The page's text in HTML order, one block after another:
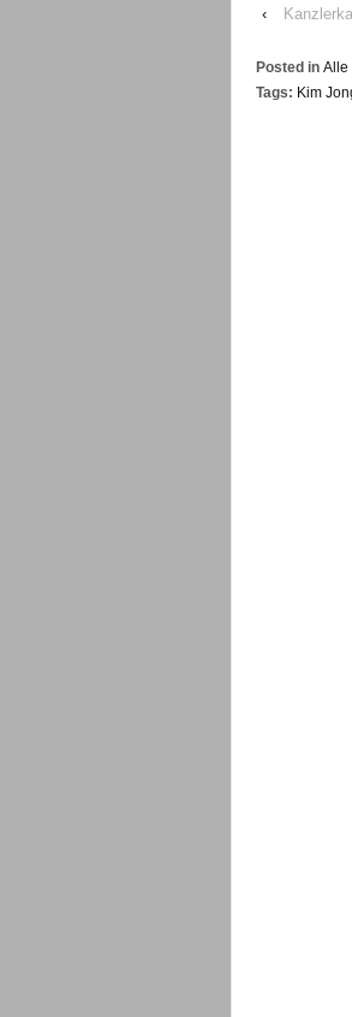
‹
Posted in Alle
Tags: Kim